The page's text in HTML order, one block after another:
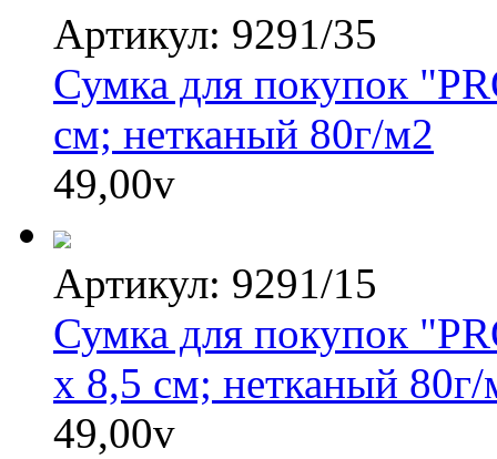
Артикул: 9291/35
Сумка для покупок
см; нетканый 80г/м2
49,00v
Артикул: 9291/15
Сумка для покупок
x 8,5 см; нетканый
49,00v